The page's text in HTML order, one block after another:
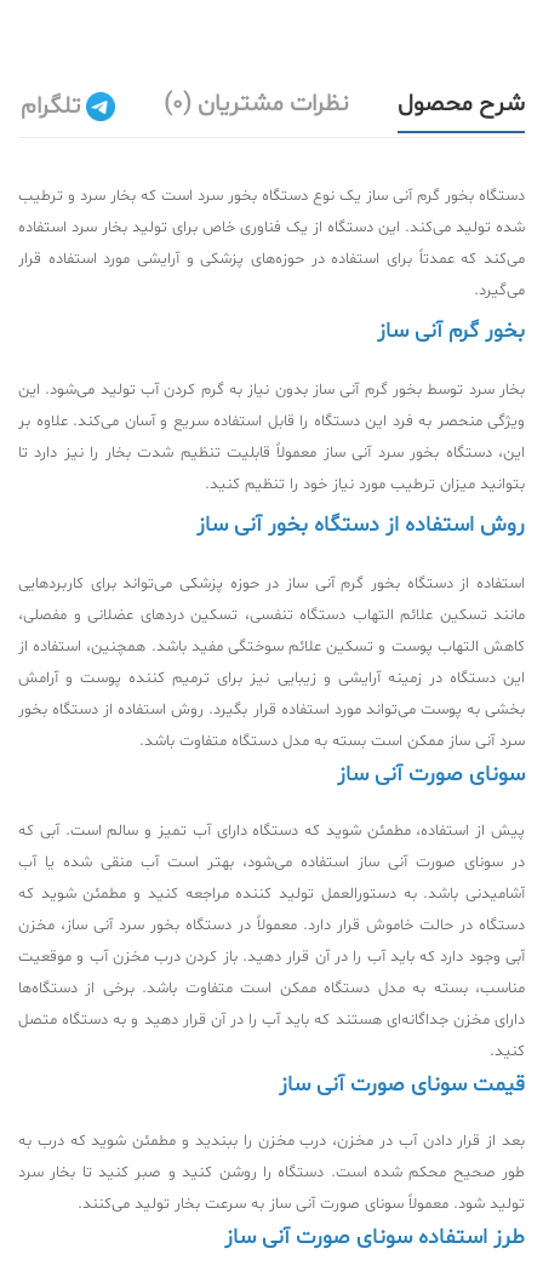
شرح محصول نظرات مشتریان (0) تلگرام
دستگاه بخور گرم آنی ساز یک نوع دستگاه بخور سرد است که بخار سرد و ترطیب
شده تولید می‌کند. این دستگاه از یک فناوری خاص برای تولید بخار سرد استفاده
می‌کند که عمدتاً برای استفاده در حوزه‌های پزشکی و آرایشی مورد استفاده قرار
می‌گیرد.
بخور گرم آنی ساز
بخار سرد توسط بخور گرم آنی ساز بدون نیاز به گرم کردن آب تولید می‌شود. این
ویژگی منحصر به فرد این دستگاه را قابل استفاده سریع و آسان می‌کند. علاوه بر
این، دستگاه بخور سرد آنی ساز معمولاً قابلیت تنظیم شدت بخار را نیز دارد تا
بتوانید میزان ترطیب مورد نیاز خود را تنظیم کنید.
روش استفاده از دستگاه بخور آنی ساز
استفاده از دستگاه بخور گرم آنی ساز در حوزه پزشکی می‌تواند برای کاربردهایی
مانند تسکین علائم التهاب دستگاه تنفسی، تسکین دردهای عضلانی و مفصلی،
کاهش التهاب پوست و تسکین علائم سوختگی مفید باشد. همچنین، استفاده از
این دستگاه در زمینه آرایشی و زیبایی نیز برای ترمیم کننده پوست و آرامش
بخشی به پوست می‌تواند مورد استفاده قرار بگیرد. روش استفاده از دستگاه بخور
سرد آنی ساز ممکن است بسته به مدل دستگاه متفاوت باشد.
سونای صورت آنی ساز
پیش از استفاده، مطمئن شوید که دستگاه دارای آب تمیز و سالم است. آبی که
در سونای صورت آنی ساز استفاده می‌شود، بهتر است آب منقی شده یا آب
آشامیدنی باشد. به دستورالعمل تولید کننده مراجعه کنید و مطمئن شوید که
دستگاه در حالت خاموش قرار دارد. معمولاً در دستگاه بخور سرد آنی ساز، مخزن
آبی وجود دارد که باید آب را در آن قرار دهید. باز کردن درب مخزن آب و موقعیت
مناسب، بسته به مدل دستگاه ممکن است متفاوت باشد. برخی از دستگاه‌ها
دارای مخزن جداگانه‌ای هستند که باید آب را در آن قرار دهید و به دستگاه متصل
کنید.
قیمت سونای صورت آنی ساز
بعد از قرار دادن آب در مخزن، درب مخزن را ببندید و مطمئن شوید که درب به
طور صحیح محکم شده است. دستگاه را روشن کنید و صبر کنید تا بخار سرد
تولید شود. معمولاً سونای صورت آنی ساز به سرعت بخار تولید می‌کنند.
طرز استفاده سونای صورت آنی ساز